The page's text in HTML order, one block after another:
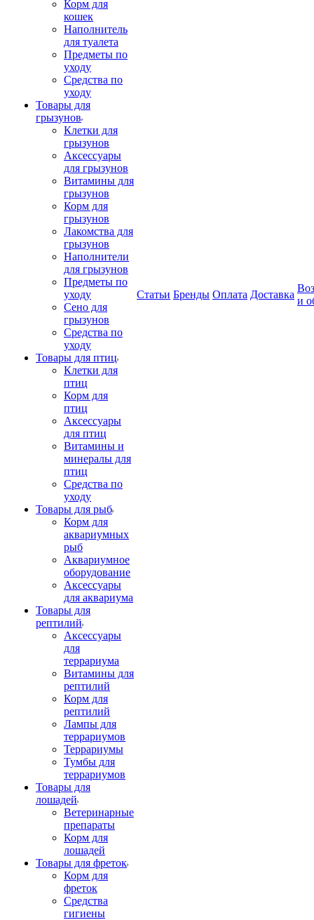
Корм для
кошек
Наполнитель
для туалета
Предметы по
уходу
Средства по
уходу
Товары для
грызунов
Клетки для
грызунов
Аксессуары
для грызунов
Витамины для
грызунов
Корм для
грызунов
Лакомства для
грызунов
Наполнители
для грызунов
Предметы по
уходу
Сено для
грызунов
Средства по
уходу
Товары для птиц
Клетки для
птиц
Корм для
птиц
Аксессуары
для птиц
Витамины и
минералы для
птиц
Средства по
уходу
Товары для рыб
Корм для
аквариумных
рыб
Аквариумное
оборудование
Аксессуары
для аквариума
Товары для
рептилий
Аксессуары
для
террариума
Витамины для
рептилий
Корм для
рептилий
Лампы для
террариумов
Террариумы
Тумбы для
террариумов
Товары для
лошадей
Ветеринарные
препараты
Корм для
лошадей
Товары для фреток
Корм для
фреток
Средства
гигиены
Статьи Бренды Оплата Доставка
и